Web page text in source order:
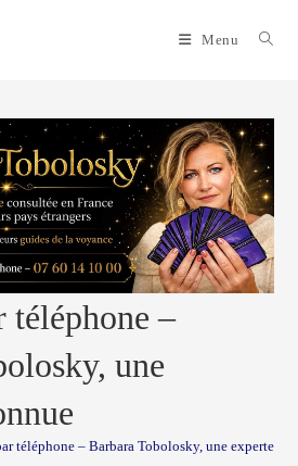
Menu
téléphone –
une
téléphone – Barbara Tobolosky, une experte